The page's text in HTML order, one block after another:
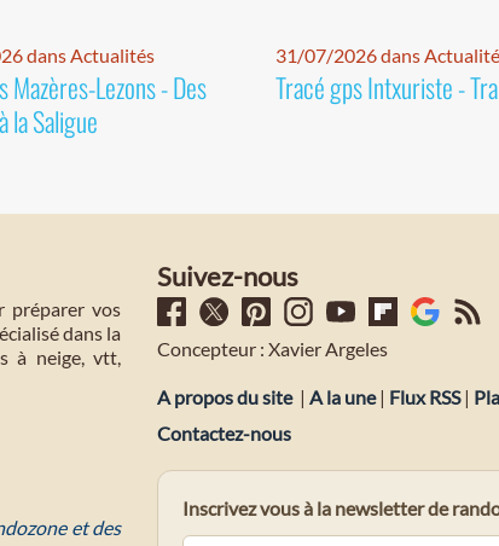
dans Actualités
Mazères-Lezons - Des
la Saligue
31/07/2026 dans
Tracé gps Intxuriste -
préparer vos
dans la
à neige, vtt,
et des
Suivez-nous
Concepteur : Xavier Argeles
A propos du site | A la une| Flux RSS|
Contactez-nous
Inscrivez vous à la newsletter de